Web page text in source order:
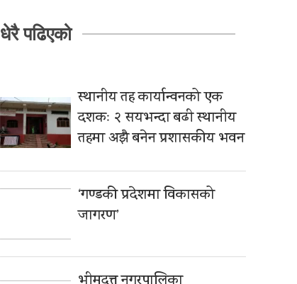
धेरै पढिएको
स्थानीय तह कार्यान्वनको एक
दशकः २ सयभन्दा बढी स्थानीय
तहमा अझै बनेन प्रशासकीय भवन
‘गण्डकी प्रदेशमा विकासको
जागरण’